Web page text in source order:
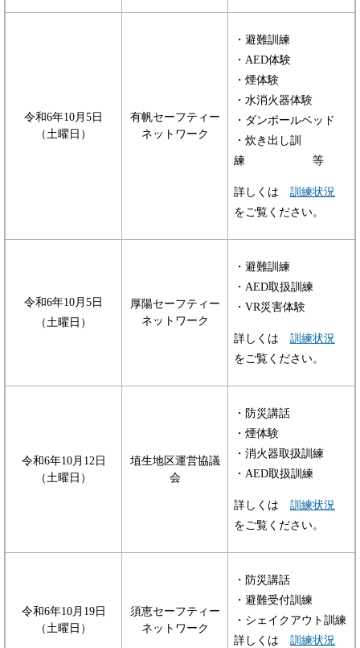
令和6年10月5日
（土曜日）
有帆セーフティー
ネットワーク
・避難訓練
・AED体験
・煙体験
・水消火器体験
・ダンボールベッド
・炊き出し訓
練 等
詳しくは 訓練状況
をご覧ください。
令和6年10月5日
（土曜日）
厚陽セーフティー
ネットワーク
・避難訓練
・AED取扱訓練
・VR災害体験
詳しくは 訓練状況
をご覧ください。
令和6年10月12日
（土曜日）
埴生地区運営協議
会
・防災講話
・煙体験
・消火器取扱訓練
・AED取扱訓練
詳しくは 訓練状況
をご覧ください。
令和6年10月19日
（土曜日）
須恵セーフティー
ネットワーク
・防災講話
・避難受付訓練
・シェイクアウト訓練
詳しくは 訓練状況